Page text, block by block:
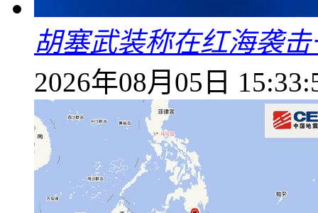
胡塞武装称在红海袭
2026年08月05日